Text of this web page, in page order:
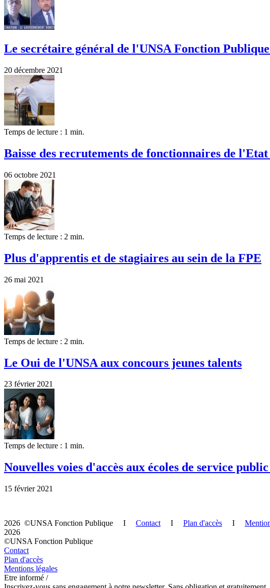
Le secrétaire général de l'UNSA Fonction
20 décembre 2021
Temps de lecture : 1 min.
Baisse des recrutements de fonctionnaires de l'Etat
06 octobre 2021
Temps de lecture : 2 min.
Plus d'apprentis et de stagiaires au sein de la FPE
26 mai 2021
Temps de lecture : 2 min.
Le Oui de l'UNSA aux concours jeunes talents
23 février 2021
Temps de lecture : 1 min.
Nouvelles voies d'accès aux écoles de service
15 février 2021
2026 ©UNSA Fonction Publique I Contact I Plan d'accès I
2026
©UNSA Fonction Publique
Contact
Plan d'accès
Mentions légales
Etre informé /